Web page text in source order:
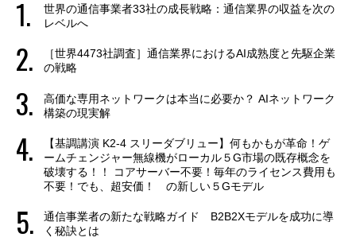
世界の通信事業者33社の成長戦略：通信業界の収益を次の
レベルへ
［世界4473社調査］通信業界におけるAI成熟度と先駆企業
の戦略
高価な専用ネットワークは本当に必要か？ AIネットワーク
構築の現実解
【基調講演 K2-4 スリーダブリュー】何もかもが革命！ゲ
ームチェンジャー無線機がローカル５G市場の既存概念を
破壊する！！ コアサーバー不要！毎年のライセンス費用も
不要！でも、超安価！ の新しい５Gモデル
通信事業者の新たな戦略ガイド B2B2Xモデルを成功に導
く秘訣とは